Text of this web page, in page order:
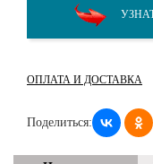
ОПЛАТА И ДОСТАВКА
Поделиться: